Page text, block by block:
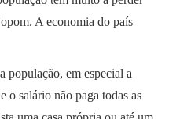
A economia do país
população, em especial a
o salário não paga todas as